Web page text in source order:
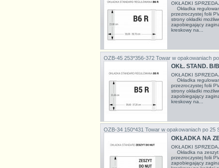
OKŁADKI
Okładka
przezroczystej folii
strony okładki
zapobiegający
kreskowy na...
OZB-45 253*356-372 Towar w opakowaniach
OKŁ. STAND. B/
OKŁADKI
Okładka
przezroczystej folii
strony okładki
zapobiegający
kreskowy na...
OZB-34 150*431 Towar w opakowaniach po 25
OKŁADKA NA
OKŁADKI
Okładka na
przezroczystej folii
zapobiegający